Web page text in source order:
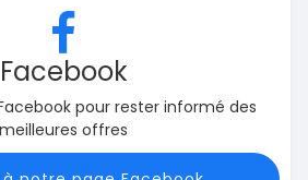
Facebook
pour rester informé des
meilleures offres